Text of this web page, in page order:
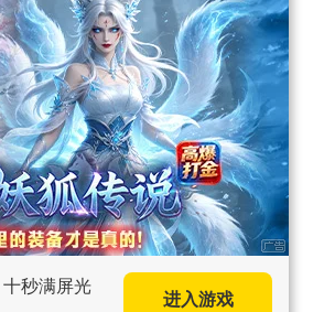
秒满屏光
进入游戏